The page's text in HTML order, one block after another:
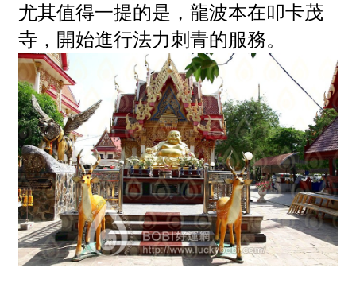
尤其值得一提的是，龍波本在叩卡茂
寺，開始進行法力刺青的服務。